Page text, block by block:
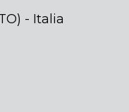
- Italia